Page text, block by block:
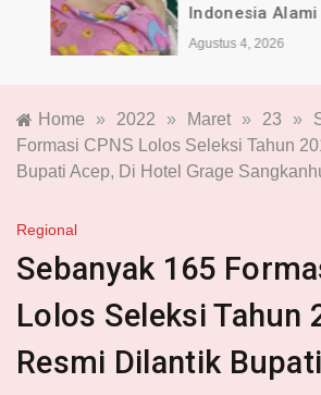
Indonesia Alami
Agustus 4, 2026
Home » 2022 » Maret » 23 »
Formasi CPNS Lolos Seleksi Tahun
Bupati Acep, Di Hotel Grage
Regional
Sebanyak 165
Lolos Seleksi Tahun
Resmi Dilantik